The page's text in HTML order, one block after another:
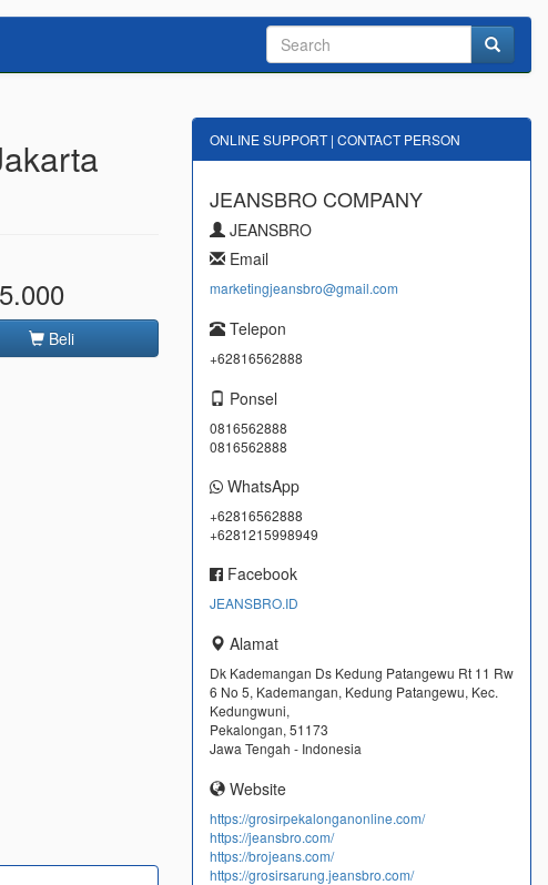
Beli
ONLINE SUPPORT | CONTACT PERSON
JEANSBRO COMPANY
JEANSBRO
Email
marketingjeansbro@gmail.com
Telepon
+62816562888
Ponsel
0816562888
0816562888
WhatsApp
+62816562888
+6281215998949
Facebook
JEANSBRO.ID
Alamat
Dk Kademangan Ds Kedung Patangewu Rt 11 Rw
6 No 5, Kademangan, Kedung Patangewu, Kec.
Kedungwuni,
Pekalongan, 51173
Jawa Tengah - Indonesia
Website
https://grosirpekalonganonline.com/
https://jeansbro.com/
https://brojeans.com/
https://grosirsarung.jeansbro.com/